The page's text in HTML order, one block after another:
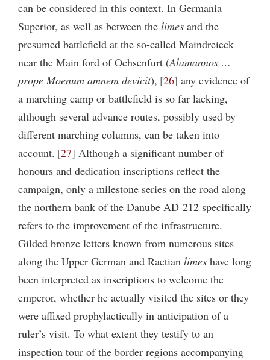
can be considered in this context. In Germania
Superior, as well as between the limes and the
presumed battlefield at the so-called Maindreieck
near the Main ford of Ochsenfurt (Alamannos …
prope Moenum amnem devicit), 26 any evidence of
a marching camp or battlefield is so far lacking,
although several advance routes, possibly used by
different marching columns, can be taken into
account. 27 Although a significant number of
honours and dedication inscriptions reflect the
campaign, only a milestone series on the road along
the northern bank of the Danube AD 212 specifically
refers to the improvement of the infrastructure.
Gilded bronze letters known from numerous sites
along the Upper German and Raetian limes have long
been interpreted as inscriptions to welcome the
emperor, whether he actually visited the sites or they
were affixed prophylactically in anticipation of a
ruler’s visit. To what extent they testify to an
inspection tour of the border regions accompanying